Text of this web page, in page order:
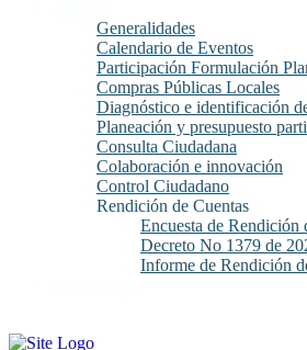
Generalidades
Calendario de Eventos
Participación Formulación
Compras Públicas Locales
Diagnóstico e identificación
Planeación y presupuesto
Consulta Ciudadana
Colaboración e innovación
Control Ciudadano
Rendición de Cuentas
Encuesta de Rendición
Decreto No 1379 de
Informe de Rendición